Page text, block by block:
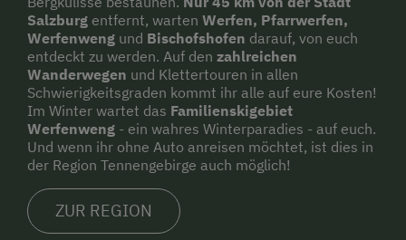
Stockbett
Salzburg entfernt, warten Werfen, Pfarrwerfen,
Werfenweng und Bischofshofen darauf, von euch
entdeckt zu werden. Auf den zahlreichen
Wanderwegen und Klettertouren in allen
Schwierigkeitsgraden kommt ihr alle auf eure Kosten!
Im Winter wartet das Familienskigebiet
Werfenweng - ein wahres Winterparadies - auf euch.
Und wenn ihr ohne Auto anreisen möchtet, ist dies in
der Region Tennengebirge auch möglich!
ZUR REGION